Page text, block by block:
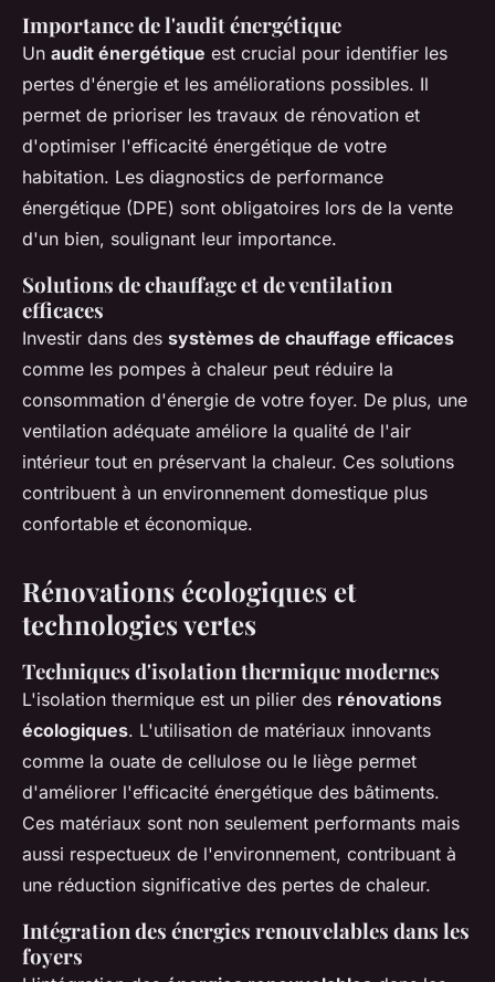
Importance de l'audit énergétique
Un audit énergétique est crucial pour identifier les
pertes d'énergie et les améliorations possibles. Il
permet de prioriser les travaux de rénovation et
d'optimiser l'efficacité énergétique de votre
habitation. Les diagnostics de performance
énergétique (DPE) sont obligatoires lors de la vente
d'un bien, soulignant leur importance.
Solutions de chauffage et de ventilation
efficaces
Investir dans des systèmes de chauffage efficaces
comme les pompes à chaleur peut réduire la
consommation d'énergie de votre foyer. De plus, une
ventilation adéquate améliore la qualité de l'air
intérieur tout en préservant la chaleur. Ces solutions
contribuent à un environnement domestique plus
confortable et économique.
Rénovations écologiques et
technologies vertes
Techniques d'isolation thermique modernes
L'isolation thermique est un pilier des rénovations
écologiques. L'utilisation de matériaux innovants
comme la ouate de cellulose ou le liège permet
d'améliorer l'efficacité énergétique des bâtiments.
Ces matériaux sont non seulement performants mais
aussi respectueux de l'environnement, contribuant à
une réduction significative des pertes de chaleur.
Intégration des énergies renouvelables dans les
foyers